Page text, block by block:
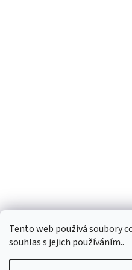
Tento web používá soubory
souhlas s jejich používáním..